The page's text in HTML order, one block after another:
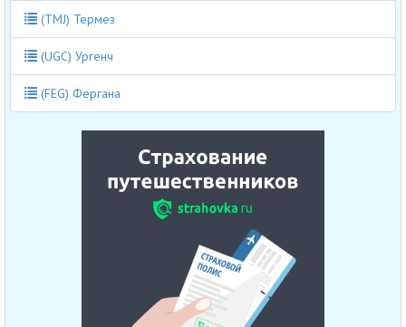
(TMJ) Термез
(UGC) Ургенч
(FEG) Фергана